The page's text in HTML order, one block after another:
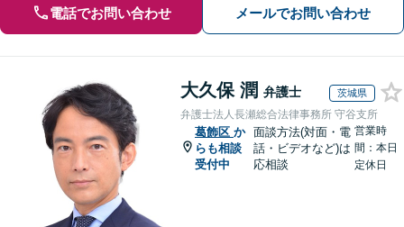
電話でお問い合わせ メールでお問い合わせ
大久保 潤 弁護士 茨城県
弁護士法人長瀬総合法律事務所 守谷支所
葛飾区 か
らも相談
受付中
面談方法(対面・電
話・ビデオなど)は
応相談
営業時
間：本日
定休日